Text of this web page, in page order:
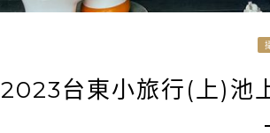
2023台東小旅行(上)池